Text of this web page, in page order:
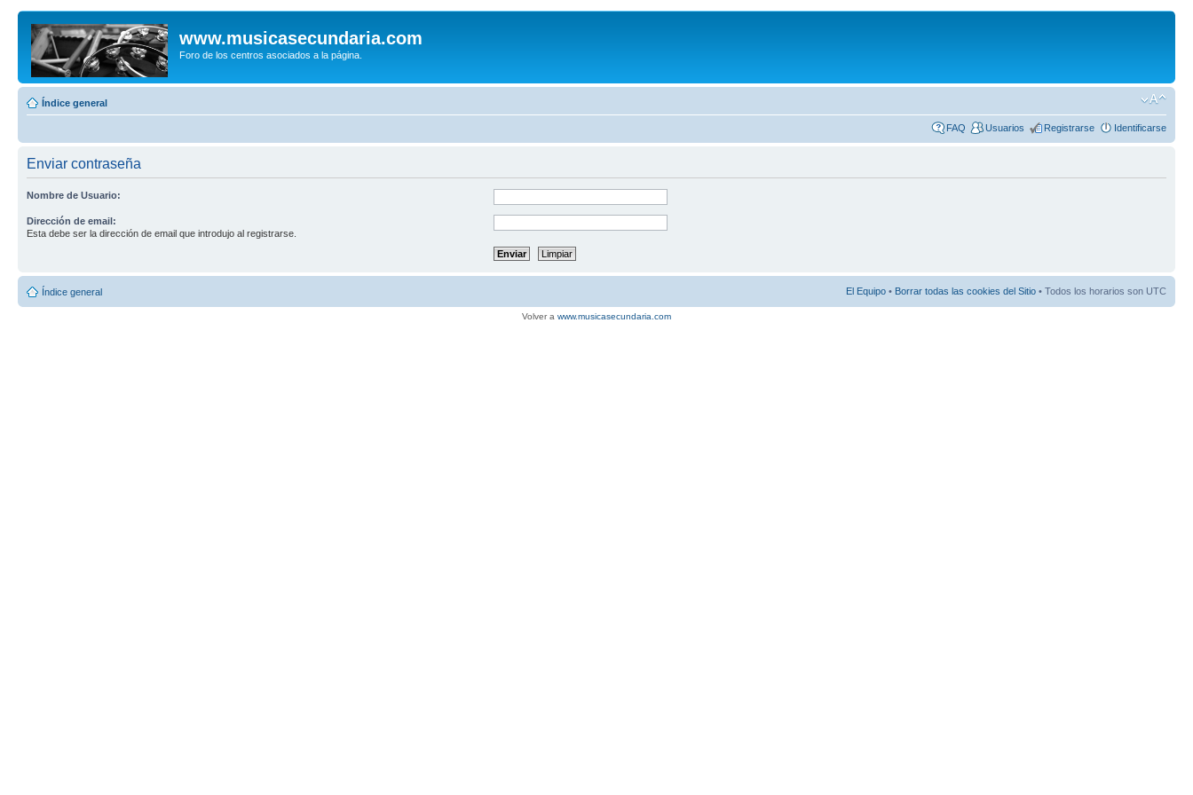
www.musicasecundaria.com
Foro de los centros asociados a la página.
Índice general
FAQ Usuarios Registrarse Identificarse
Enviar contraseña
Nombre de Usuario:
Dirección de email:
Esta debe ser la dirección de email que introdujo al registrarse.
Índice general El Equipo • Borrar todas las cookies del Sitio • Todos los horarios son UTC
Volver a www.musicasecundaria.com